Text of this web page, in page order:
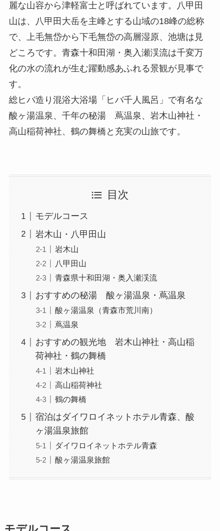
麗な山容から津軽富士と呼ばれています。八甲田
山は、八甲田大岳を主峰とする山域の18峰の総称
で、上毛無岱から下毛無岱の高層湿原、池塘は見
どころです。青森十和田湖・奥入瀬渓流は千変万
化の水の流れが生む躍動感あふれる景観が見事で
す。
総ヒバ造り混浴大浴場「ヒバ千人風呂」で有名な
酸ヶ湯温泉、千年の秘湯 蔦温泉、岩木山神社・
高山稲荷神社、鶴の舞橋と充実の山旅です。
目次
モデルコース
岩木山・八甲田山
岩木山
八甲田山
青森県十和田湖・奥入瀬渓流
おすすめの秘湯 酸ヶ湯温泉・蔦温泉
酸ヶ湯温泉（青森市荒川南）
蔦温泉
おすすめの観光地 岩木山神社・高山稲
荷神社・鶴の舞橋
岩木山神社
高山稲荷神社
鶴の舞橋
宿泊はダイワロイネットホテル青森、酸
ヶ湯温泉旅館
ダイワロイネットホテル青森
酸ヶ湯温泉旅館